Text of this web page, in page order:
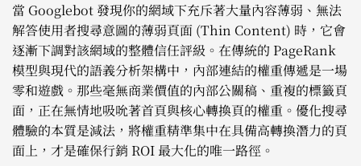
當 Googlebot 發現你的網域下充斥著大量內容薄弱、無法
解答使用者搜尋意圖的薄弱頁面 (Thin Content) 時，它會
逐漸下調對該網域的整體信任評級。在傳統的 PageRank
模型與現代的語義分析架構中，內部連結的權重傳遞是一場
零和遊戲。那些毫無商業價值的內部公關稿、重複的標籤頁
面，正在無情地吸吮著首頁與核心轉換頁的權重。優化搜尋
體驗的本質是減法，將權重精準集中在具備高轉換潛力的頁
面上，才是確保行銷 ROI 最大化的唯一路徑。